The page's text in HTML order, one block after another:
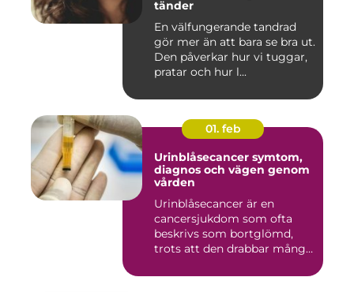
tänder
En välfungerande tandrad
gör mer än att bara se bra ut.
Den påverkar hur vi tuggar,
pratar och hur l...
01. feb
Urinblåsecancer symtom,
diagnos och vägen genom
vården
Urinblåsecancer är en
cancersjukdom som ofta
beskrivs som bortglömd,
trots att den drabbar många